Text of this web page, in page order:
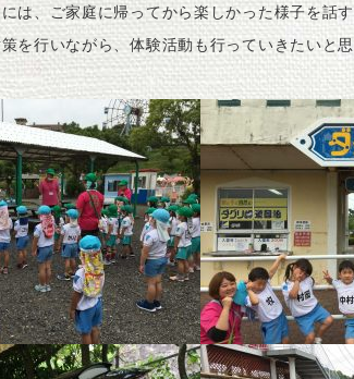
は、ご家庭に帰ってから楽しかった様子を話
を行いながら、体験活動も行っていきたいと